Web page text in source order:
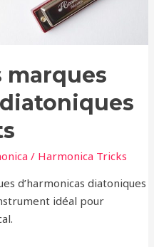
marques
/ Harmonica Tricks
d’harmonicas diatoniques
idéal pour